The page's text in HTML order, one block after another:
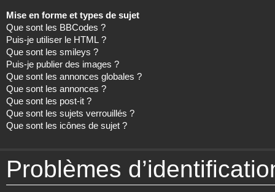
Mise en forme et types de sujet
Que sont les BBCodes ?
Puis-je utiliser le HTML ?
Que sont les smileys ?
Puis-je publier des images ?
Que sont les annonces globales ?
Que sont les annonces ?
Que sont les post-it ?
Que sont les sujets verrouillés ?
Que sont les icônes de sujet ?
Problèmes